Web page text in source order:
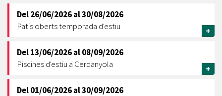
Del26/06/2026al30/08/2026
Patis oberts temporada d'estiu
+
Del13/06/2026al08/09/2026
Piscines d'estiu a Cerdanyola
+
Del01/06/2026al30/09/2026